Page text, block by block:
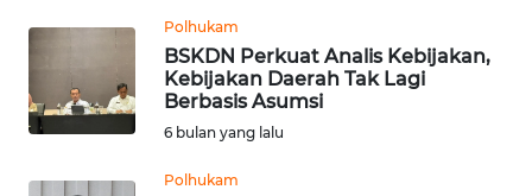
Polhukam
BSKDN Perkuat Analis Kebijakan,
Kebijakan Daerah Tak Lagi
Berbasis Asumsi
6 bulan yang lalu
Polhukam